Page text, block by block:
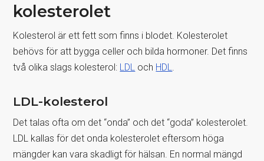
kolesterolet
Kolesterol är ett fett som finns i blodet. Kolesterolet
behövs för att bygga celler och bilda hormoner. Det finns
två olika slags kolesterol: LDL och HDL.
LDL-kolesterol
Det talas ofta om det “onda” och det “goda” kolesterolet.
LDL kallas för det onda kolesterolet eftersom höga
mängder kan vara skadligt för hälsan. En normal mängd